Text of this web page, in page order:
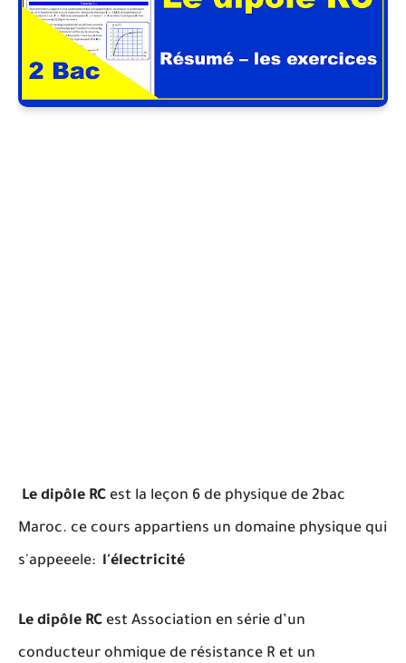
Le dipôle RC est la leçon 6 de physique de 2bac
Maroc. ce cours appartiens un domaine physique qui
s'appeeele: l'électricité
Le dipôle RC est Association en série d’un
conducteur ohmique de résistance R et un